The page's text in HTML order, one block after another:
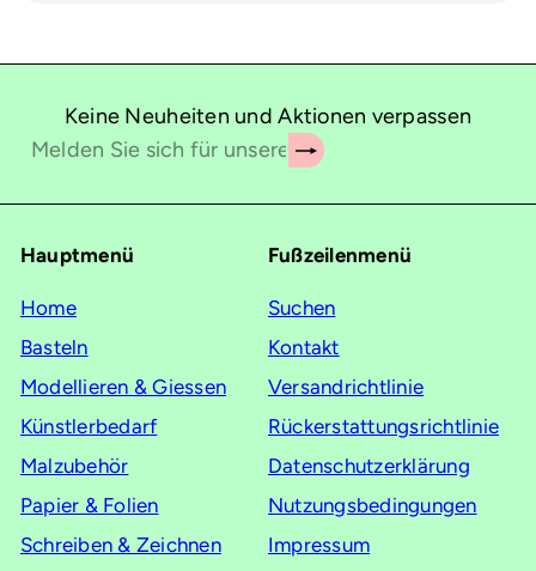
Keine Neuheiten und Aktionen verpassen
Abonnieren
Melden
sich
unsere
an
Hauptmenü
Home
Basteln
Modellieren & Giessen
Künstlerbedarf
Malzubehör
Papier & Folien
Schreiben & Zeichnen
Fußzeilenmenü
Suchen
Kontakt
Versandrichtlinie
Rückerstattungsrichtlinie
Datenschutzerklärung
Nutzungsbedingungen
Impressum